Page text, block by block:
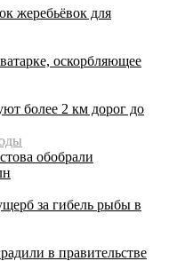
жеребьёвок для
оскорбляющее
более 2 км дорог до
обобрали
за гибель рыбы в
в правительстве